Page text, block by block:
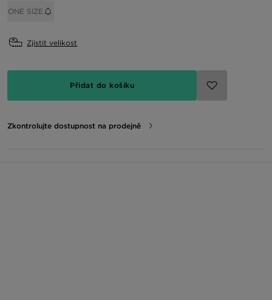
ONE SIZE
Zjistit velikost
Přidat do košíku
Zkontrolujte dostupnost na prodejně